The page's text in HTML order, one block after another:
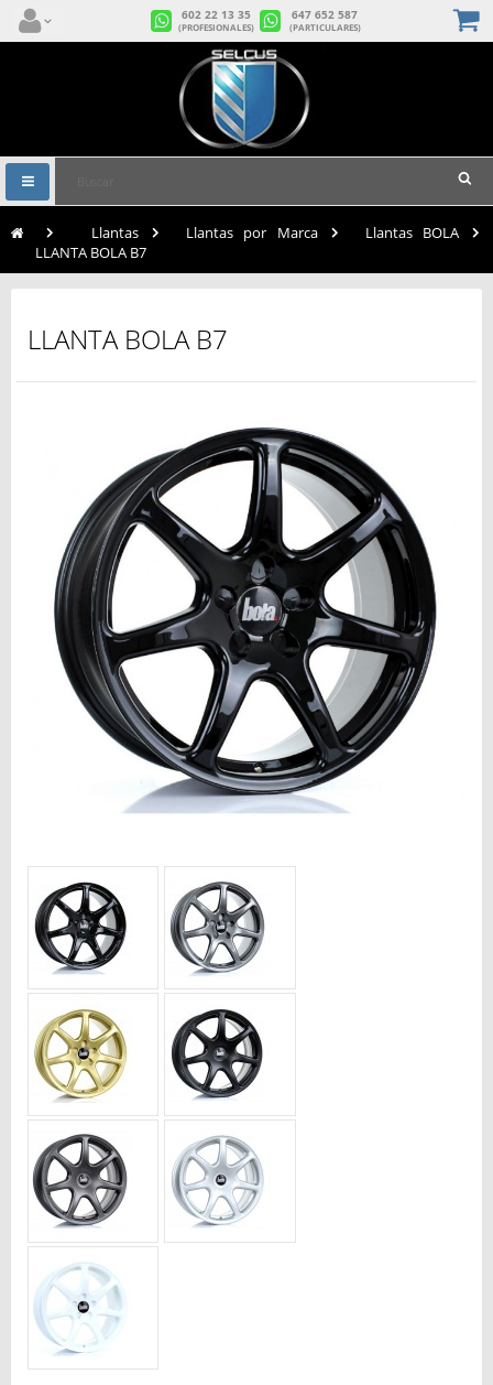
602 22 13 35
(PROFESIONALES)
647 652 587
(PARTICULARES)
Navegación
Toggle
Llantas Llantas por Marca
Llantas BOLA
LLANTA BOLA B7
LLANTA BOLA B7